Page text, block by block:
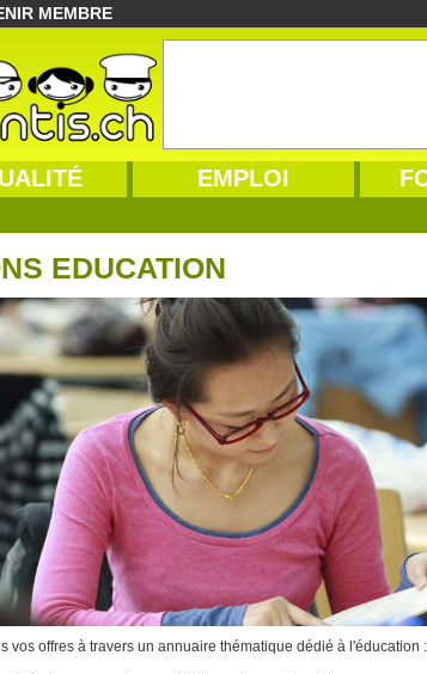
MEMBRE
EMPLOI
EDUCATION
vos offres à travers un annuaire thématique dédié à l'éducation :